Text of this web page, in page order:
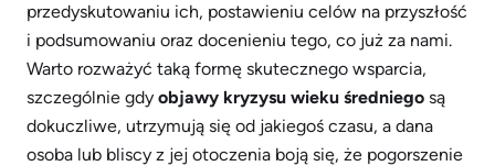
przedyskutowaniu ich, postawieniu celów na przyszłość
i podsumowaniu oraz docenieniu tego, co już za nami.
Warto rozważyć taką formę skutecznego wsparcia,
szczególnie gdy objawy kryzysu wieku średniego są
dokuczliwe, utrzymują się od jakiegoś czasu, a dana
osoba lub bliscy z jej otoczenia boją się, że pogorszenie